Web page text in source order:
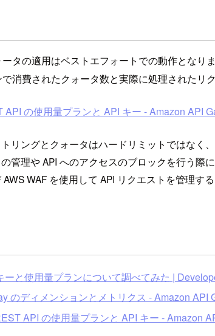
タの適用はベストエフォートでの動作となりま
消費されたクォータ数と実際に処理されたリ
API の使用量プランと API キー - Amazon API
リングとクォータはハードリミットではなく
管理や API へのアクセスのブロックを行う際
WAF を使用して API リクエストを管理す
ーと使用量プランについて調べてみた |
のディメンションとメトリクス - Amazon API
API の使用量プランと API キー - Amazon